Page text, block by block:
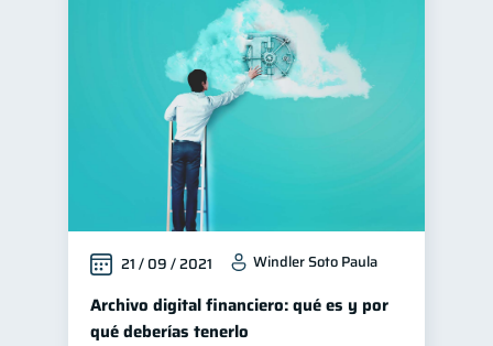
21 / 09 / 2021 Windler Soto Paula
Archivo digital financiero: qué es y por
qué deberías tenerlo